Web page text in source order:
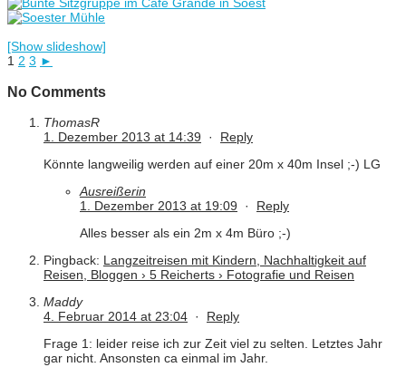
[Show slideshow]
1 2 3 ►
No Comments
ThomasR
1. Dezember 2013 at 14:39 · Reply
Könnte langweilig werden auf einer 20m x 40m Insel ;-) LG
Ausreißerin
1. Dezember 2013 at 19:09 · Reply
Alles besser als ein 2m x 4m Büro ;-)
Pingback: Langzeitreisen mit Kindern, Nachhaltigkeit auf
Reisen, Bloggen › 5 Reicherts › Fotografie und Reisen
Maddy
4. Februar 2014 at 23:04 · Reply
Frage 1: leider reise ich zur Zeit viel zu selten. Letztes Jahr
gar nicht. Ansonsten ca einmal im Jahr.